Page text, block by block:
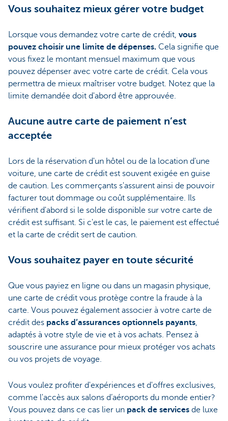
Vous souhaitez mieux gérer votre budget
Lorsque vous demandez votre carte de crédit, vous
pouvez choisir une limite de dépenses. Cela signifie que
vous fixez le montant mensuel maximum que vous
pouvez dépenser avec votre carte de crédit. Cela vous
permettra de mieux maîtriser votre budget. Notez que la
limite demandée doit d'abord être approuvée.
Aucune autre carte de paiement n’est
acceptée
Lors de la réservation d'un hôtel ou de la location d'une
voiture, une carte de crédit est souvent exigée en guise
de caution. Les commerçants s'assurent ainsi de pouvoir
facturer tout dommage ou coût supplémentaire. Ils
vérifient d'abord si le solde disponible sur votre carte de
crédit est suffisant. Si c'est le cas, le paiement est effectué
et la carte de crédit sert de caution.
Vous souhaitez payer en toute sécurité
Que vous payiez en ligne ou dans un magasin physique,
une carte de crédit vous protège contre la fraude à la
carte. Vous pouvez également associer à votre carte de
crédit des packs d’assurances optionnels payants,
adaptés à votre style de vie et à vos achats. Pensez à
souscrire une assurance pour mieux protéger vos achats
ou vos projets de voyage.
Vous voulez profiter d'expériences et d'offres exclusives,
comme l'accès aux salons d’aéroports du monde entier?
Vous pouvez dans ce cas lier un pack de services de luxe